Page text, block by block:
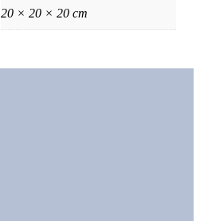
20 × 20 × 20 cm